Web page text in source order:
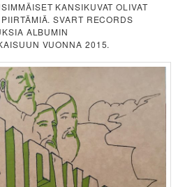
KANSIKUVAT OLIVAT
SVART RECORDS
ALBUMIN
VUONNA 2015.